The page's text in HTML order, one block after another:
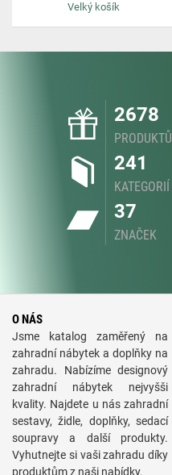
Velký košík
2678
PRODUKTŮ
241
KATEGORIÍ
37
ZNAČEK
O NÁS
Jsme katalog zaměřený na
zahradní nábytek a doplňky na
zahradu. Nabízíme designový
zahradní nábytek nejvyšši
kvality. Najdete u nás zahradní
sestavy, židle, doplňky, sedací
soupravy a další produkty.
Vyhutnejte si vaši zahradu díky
produktům z naši nabídky.